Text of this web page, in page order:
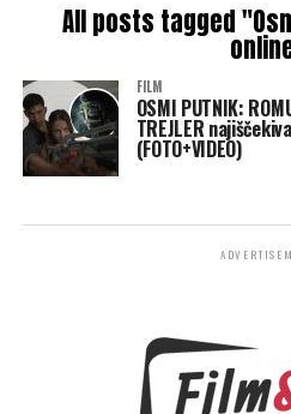
All posts tagged
FILM
OSMI PUTNIK:
TREJLER
(FOTO+VIDEO)